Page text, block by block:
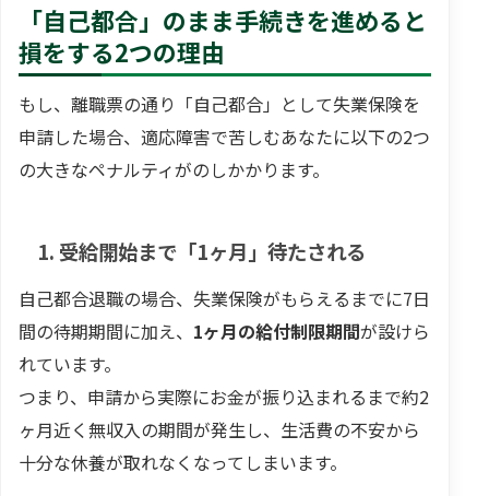
「自己都合」のまま手続きを進めると
損をする2つの理由
もし、離職票の通り「自己都合」として失業保険を
申請した場合、適応障害で苦しむあなたに以下の2つ
の大きなペナルティがのしかかります。
1. 受給開始まで「1ヶ月」待たされる
自己都合退職の場合、失業保険がもらえるまでに7日
間の待期期間に加え、 1ヶ月の給付制限期間が設けら
れています。
つまり、申請から実際にお金が振り込まれるまで約2
ヶ月近く無収入の期間が発生し、生活費の不安から
十分な休養が取れなくなってしまいます。